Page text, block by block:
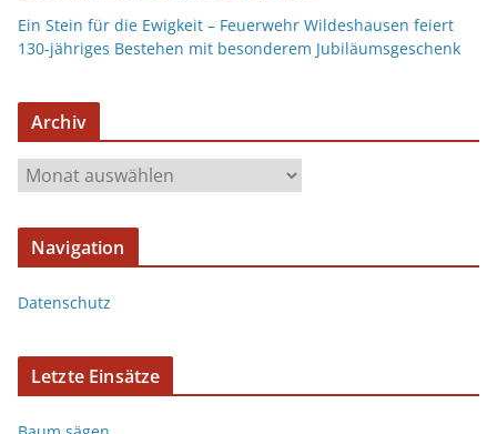
Ein Stein für die Ewigkeit – Feuerwehr Wildeshausen feiert
130-jähriges Bestehen mit besonderem Jubiläumsgeschenk
Archiv
Navigation
Datenschutz
Letzte Einsätze